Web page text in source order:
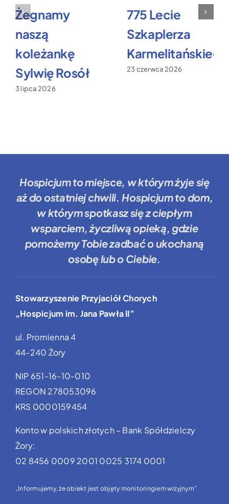
Żegnamy
naszą
koleżankę
Sylwię Rosół
3 lipca 2026
775 Lecie
Szkaplerza
Karmelitańskiego
23 czerwca 2026
Hospicjum to miejsce, w którym żyje się
aż do ostatniej chwili. Hospicjum to dom,
w którym spotkasz się z ciepłym
wsparciem, życzliwą opieką, gdzie
pomożemy Tobiezadbać o ukochaną
osobę lub o Ciebie.
Stowarzyszenie Przyjaciół Chorych
„Hospicjum im. Jana Pawła II”
ul. Promienna 4
44-240 Żory
NIP 651-16-10-010
REGON 278053096
KRS 0000159454
Konto w polskich złotych – Bank Spółdzielczy
Żory:
02 8456 0009 2001 0025 3174 0001
„Informujemy, że obiekt jest objęty monitoringiem wizyjnym”